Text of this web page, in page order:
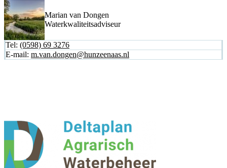
Marian van Dongen
Waterkwaliteitsadviseur
Tel: (0598) 69 3276
E-mail: m.van.dongen@hunzeenaas.nl